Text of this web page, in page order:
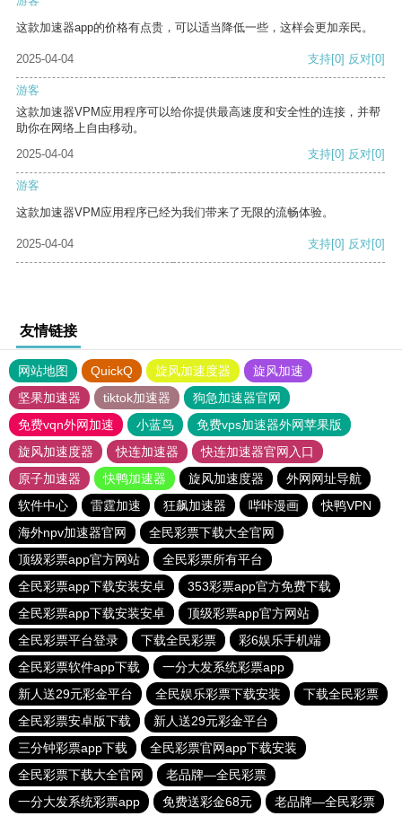
这款加速器app的价格有点贵，可以适当降低一些，这样会更加亲民。
2025-04-04 支持[0] 反对[0]
游客
这款加速器VPM应用程序可以给你提供最高速度和安全性的连接，并帮
助你在网络上自由移动。
2025-04-04
支持[0] 反对[0]
游客
这款加速器VPM应用程序已经为我们带来了无限的流畅体验。
2025-04-04 支持[0] 反对[0]
友情链接
网站地图 QuickQ 旋风加速度器
旋风加速
坚果加速器
tiktok加速器
狗急加速器官网
免费vqn外网加速
小蓝鸟
免费vps加速器外网苹果版
旋风加速度器
快连加速器
快连加速器官网入口
原子加速器
快鸭加速器 旋风加速度器
外网网址导航
软件中心
雷霆加速 狂飙加速器 哔咔漫画
快鸭VPN
海外npv加速器官网
全民彩票下载大全官网
顶级彩票app官方网站
全民彩票所有平台
全民彩票app下载安装安卓
353彩票app官方免费下载
全民彩票app下载安装安卓
顶级彩票app官方网站
全民彩票平台登录
下载全民彩票
彩6娱乐手机端
全民彩票软件app下载
一分大发系统彩票app
新人送29元彩金平台
全民娱乐彩票下载安装
下载全民彩票
全民彩票安卓版下载
新人送29元彩金平台
三分钟彩票app下载
全民彩票官网app下载安装
全民彩票下载大全官网
老品牌—全民彩票
一分大发系统彩票app
免费送彩金68元 老品牌—全民彩票